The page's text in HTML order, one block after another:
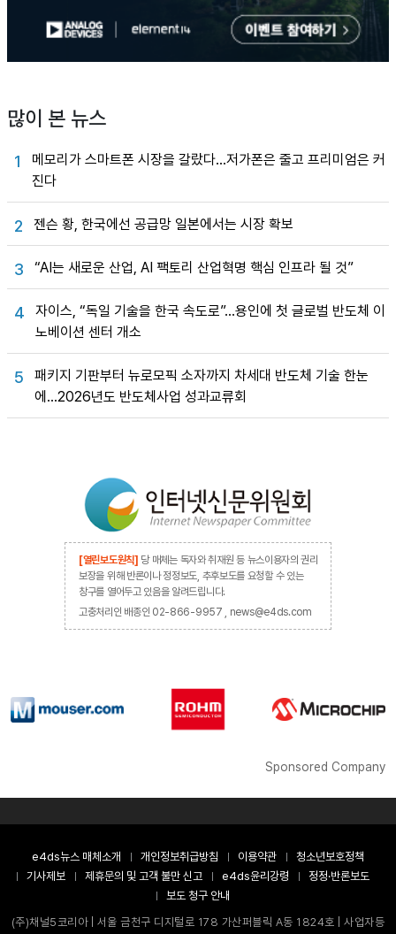
많이 본 뉴스
1
메모리가 스마트폰 시장을 갈랐다…저가폰은 줄고 프리미엄은 커
진다
2 젠슨 황, 한국에선 공급망 일본에서는 시장 확보
3 “AI는 새로운 산업, AI 팩토리 산업혁명 핵심 인프라 될 것”
4
자이스, “독일 기술을 한국 속도로”…용인에 첫 글로벌 반도체 이
노베이션 센터 개소
5
패키지 기판부터 뉴로모픽 소자까지 차세대 반도체 기술 한눈
에…2026년도 반도체사업 성과교류회
[열린보도원칙] 당 매체는 독자와 취재원 등 뉴스이용자의 권리
보장을 위해 반론이나 정정보도, 추후보도를 요청할 수 있는
창구를 열어두고 있음을 알려드립니다.
고충처리인 배종인 02-866-9957 , news@e4ds.com
Sponsored Company
e4ds뉴스 매체소개 개인정보취급방침 이용약관
청소년보호정책
기사제보
제휴문의 및 고객 불만 신고 e4ds윤리강령
정정·반론보도
보도 청구 안내
(주)채널5코리아 | 서울 금천구 디지털로 178 가산퍼블릭 A동 1824호 | 사업자등